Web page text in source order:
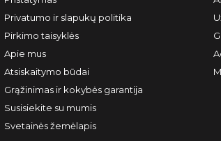
Privatumo ir slapukų politika
Pirkimo taisyklės
Apie mus
Atsiskaitymo būdai
Grąžinimas ir kokybės garantija
Susisiekite su mumis
Svetainės žemėlapis